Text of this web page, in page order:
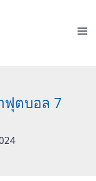
ฟุตบอล 7